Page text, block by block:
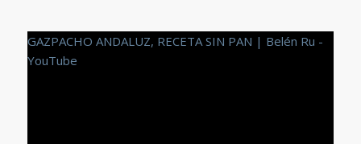
GAZPACHO ANDALUZ, RECETA SIN PAN | Belén Ru -
YouTube